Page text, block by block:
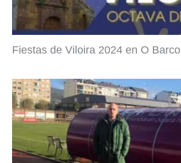
Fiestas de Viloira 2024 en O Barco